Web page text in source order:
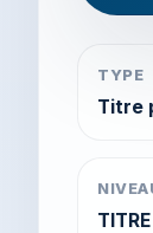
TYPE
Titre